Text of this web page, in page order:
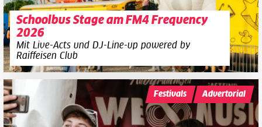
Schoolbus Stage am FM4 Frequency
2026
Mit Live-Acts und DJ-Line-up powered by
Raiffeisen Club
Festivals Advertorial